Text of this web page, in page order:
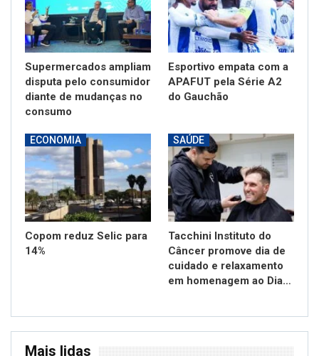
Supermercados ampliam
disputa pelo consumidor
diante de mudanças no
consumo
Esportivo empata com a
APAFUT pela Série A2
do Gauchão
ECONOMIA
Copom reduz Selic para
14%
SAÚDE
Tacchini Instituto do
Câncer promove dia de
cuidado e relaxamento
em homenagem ao Dia…
Mais lidas